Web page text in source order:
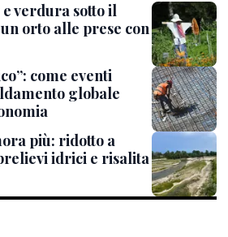
e verdura sotto il
orto alle prese con
come eventi
globale
più: ridotto a
idrici e risalita